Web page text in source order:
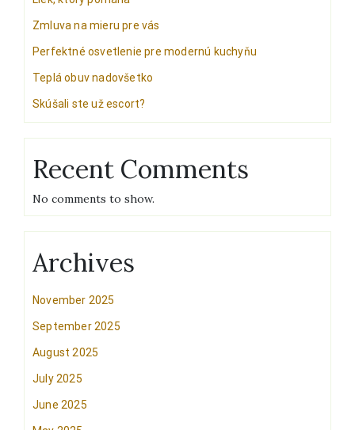
Zmluva na mieru pre vás
Perfektné osvetlenie pre modernú kuchyňu
Teplá obuv nadovšetko
Skúšali ste už escort?
Recent Comments
No comments to show.
Archives
November 2025
September 2025
August 2025
July 2025
June 2025